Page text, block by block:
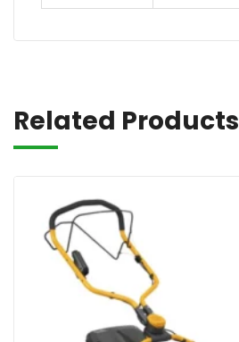
Related Products